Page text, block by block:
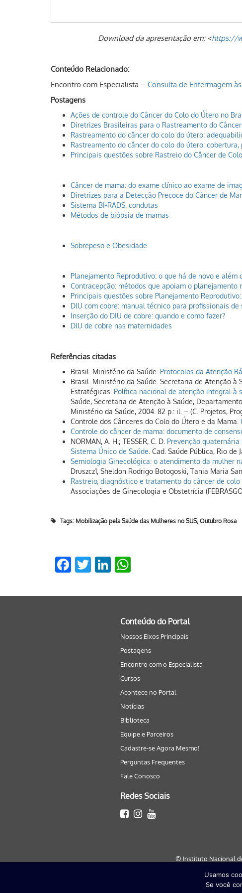
Download da apresentação em: <https://
Conteúdo Relacionado:
Encontro com Especialista – Consulta de Enfermagem
Postagens
Ações de controle do Câncer do Colo do Útero no
Diretrizes Brasileiras para o Rastreamento do
Rastreamento do câncer do colo do útero:
Rastreamento do câncer do colo do útero:
Principais questões sobre Rastreio do Câncer de
Câncer de mama: do exame clínico ao exame de
Diretrizes para a Detecção Precoce do Câncer de
Sistema BI-RADS: condutas
Métodos de biópsia de mamas
Sobrepeso e Obesidade
Planejamento Reprodutivo: o que há de novo e
Contracepção: métodos que apoiam o planejamento
Principais questões sobre Planejamento
DIU com cobre: manual técnico para profissionais de
Inserção do DIU de cobre: quando e como fazer?
DIU de cobre nas maternidades
Referências citadas
Brasil. Ministério da Saúde. Protocolos da Atenção
Brasil. Ministério da Saúde. Secretaria de Atenção à
Estratégicas. Política nacional de atenção integral à
Saúde, Secretaria de Atenção à Saúde,
Ministério da Saúde, 2004. 82 p.: il. – (C. Projetos,
Controle dos Cânceres do Colo do Útero e da Mama.
Controle do câncer de mama: documento de
NORMAN, A. H.; TESSER, C. D. Prevenção
Sistema Único de Saúde . Cad. Saúde Pública, Rio de
Semiologia Ginecológica: o atendimento da mulher
Druszcz1, Sheldon Rodrigo Botogoski, Tania Maria
Rastreio, diagnóstico e tratamento do câncer de
Associações de Ginecologia e Obstetrícia
Tags: Mobilização pela Saúde das Mulheres no SUS, Outubro Rosa
Facebook
TwitterLinkedIn
Conteúdo do Portal
Nossos Eixos Principais
Postagens
Encontro com o Especialista
Cursos
Acontece no Portal
Notícias
Biblioteca
Equipe e Parceiros
Cadastre-se Agora Mesmo!
Perguntas Frequentes
Fale Conosco
Redes Sociais
© Instituto Nacional
Este site será melhor visualizado nos
Usamos
Se você